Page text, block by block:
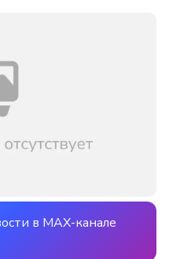
в MAX-канале